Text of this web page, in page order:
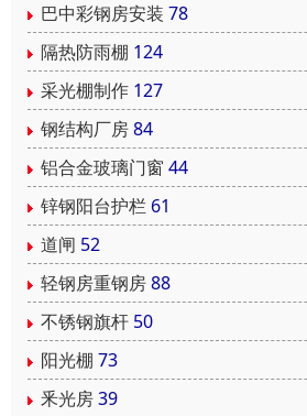
巴中彩钢房安装 78
隔热防雨棚 124
采光棚制作 127
钢结构厂房84
铝合金玻璃门窗 44
锌钢阳台护栏 61
道闸 52
轻钢房重钢房88
不锈钢旗杆 50
阳光棚 73
釆光房39